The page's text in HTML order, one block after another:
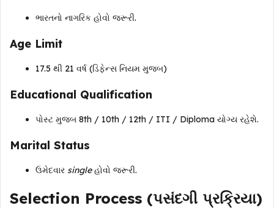
ભારતનો નાગરિક હોવો જરૂરી.
Age Limit
17.5 થી 21 વર્ષ (ડિફેન્સ નિયમ મુજબ)
Educational Qualification
પોસ્ટ મુજબ 8th / 10th / 12th / ITI / Diploma યોગ્ય રહેશે.
Marital Status
ઉમેદવાર singleહોવો જરૂરી.
Selection Process (પસંદગી પ્રક્રિયા)